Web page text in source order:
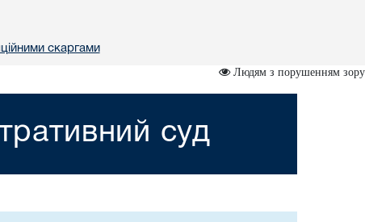
скаргами
Людям з порушенням зору
суд